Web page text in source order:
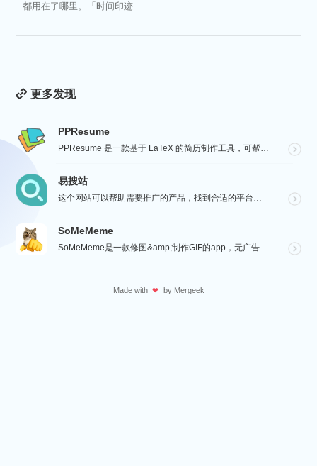
都用在了哪里。「时间印迹
更多发现
PPResume
PPResume 是一款基于 LaTeX 的简历制作工具，可帮助用户在几分钟内快速制作精美、排版良好...
易搜站
这个网站可以帮助需要推广的产品，找到合适的平台进行沟通与投放，通过【预览图】与【SEO 流量数据】展...
SoMeMeme
SoMeMeme是一款修图&amp;制作GIF的app，无广告，无水印，专注于修图和将你相册中的视频...
Made with ❤ by Mergeek